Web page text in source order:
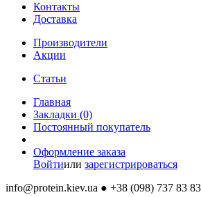
Контакты
Доставка
Производители
Акции
Статьи
Главная
Закладки (0)
Постоянный покупатель
Оформление заказа
Войтиили зарегистрироваться
info@protein.kiev.ua ● +38 (098) 737 83